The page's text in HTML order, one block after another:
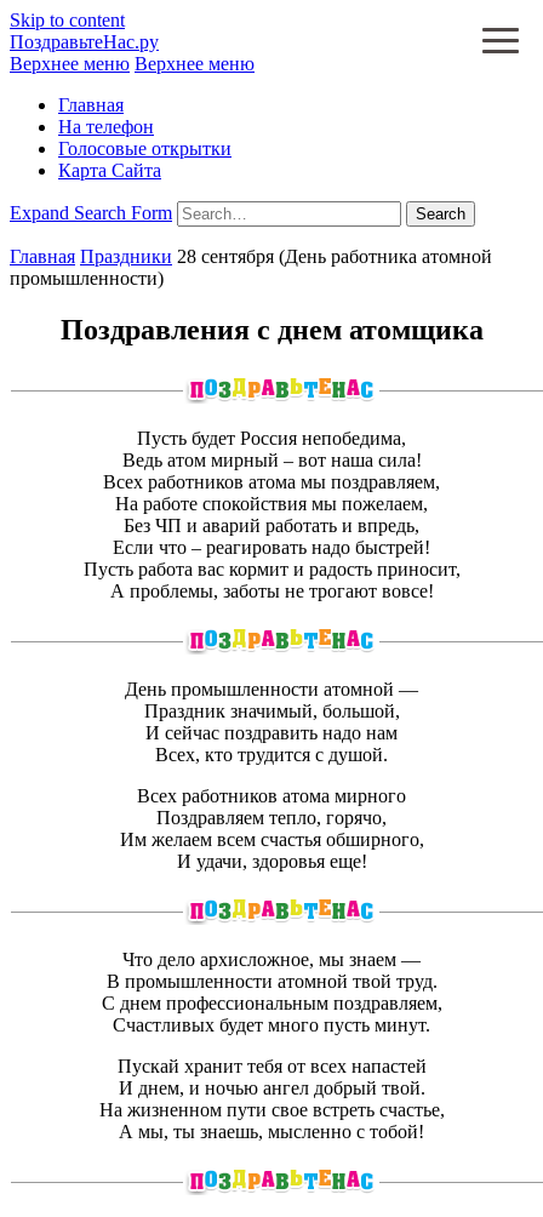
Skip to content
ПоздравьтеНас.ру
Верхнее меню Верхнее меню
Главная
На телефон
Голосовые открытки
Карта Сайта
Expand Search Form Search
Главная Праздники 28 сентября (День работника атомной
промышленности)
Поздравления с днем атомщика
Пусть будет Россия непобедима,
Ведь атом мирный – вот наша сила!
Всех работников атома мы поздравляем,
На работе спокойствия мы пожелаем,
Без ЧП и аварий работать и впредь,
Если что – реагировать надо быстрей!
Пусть работа вас кормит и радость приносит,
А проблемы, заботы не трогают вовсе!
День промышленности атомной —
Праздник значимый, большой,
И сейчас поздравить надо нам
Всех, кто трудится с душой.
Всех работников атома мирного
Поздравляем тепло, горячо,
Им желаем всем счастья обширного,
И удачи, здоровья еще!
Что дело архисложное, мы знаем —
В промышленности атомной твой труд.
С днем профессиональным поздравляем,
Счастливых будет много пусть минут.
Пускай хранит тебя от всех напастей
И днем, и ночью ангел добрый твой.
На жизненном пути свое встреть счастье,
А мы, ты знаешь, мысленно с тобой!